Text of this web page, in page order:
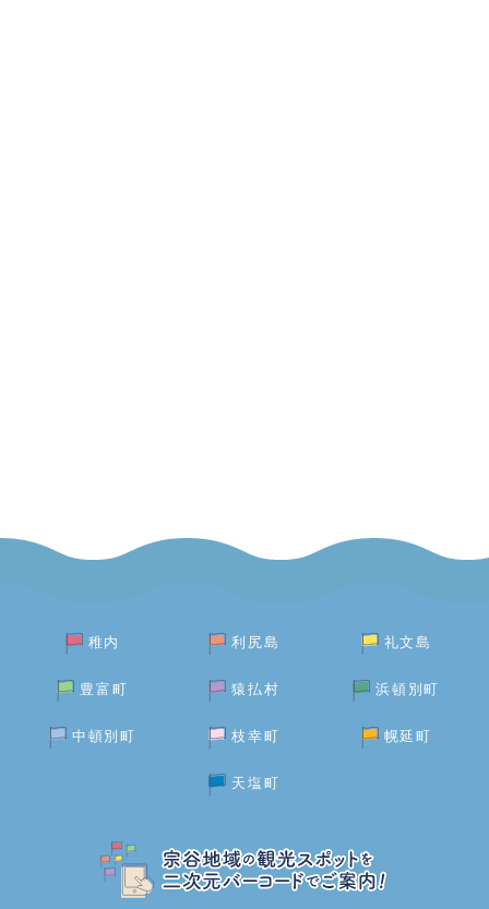
稚内 利尻島 礼文島
豊富町 猿払村 浜頓別町
中頓別町 枝幸町 幌延町
天塩町